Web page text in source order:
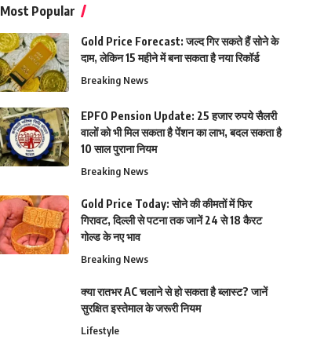
Most Popular
Gold Price Forecast: जल्द गिर सकते हैं सोने के
दाम, लेकिन 15 महीने में बना सकता है नया रिकॉर्ड
Breaking News
EPFO Pension Update: 25 हजार रुपये सैलरी
वालों को भी मिल सकता है पेंशन का लाभ, बदल सकता है
10 साल पुराना नियम
Breaking News
Gold Price Today: सोने की कीमतों में फिर
गिरावट, दिल्ली से पटना तक जानें 24 से 18 कैरट
गोल्ड के नए भाव
Breaking News
क्या रातभर AC चलाने से हो सकता है ब्लास्ट? जानें
सुरक्षित इस्तेमाल के जरूरी नियम
Lifestyle